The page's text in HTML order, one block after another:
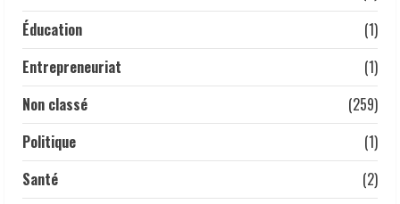
Éducation
(1)
Entrepreneuriat
(1)
Non classé
(259)
Politique
(1)
Santé
(2)